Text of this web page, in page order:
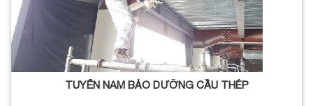
TUYỂN NAM BẢO DƯỠNG CẦU THÉP